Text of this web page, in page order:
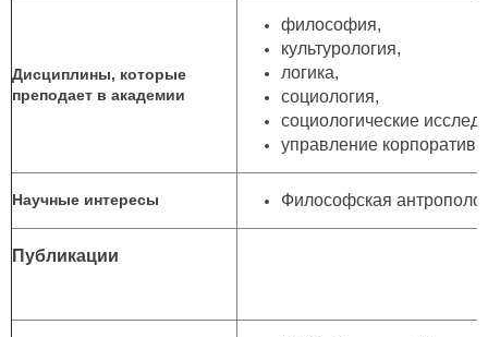
Дисциплины, которые
преподает в академии
философия,
культурология,
логика,
социология,
социологические
управление
Научные интересы Философская
Публикации